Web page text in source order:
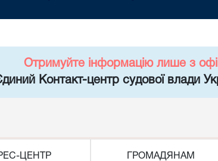
Отримуйте інформацію лише з
Контакт-центр судової влади
ЦЕНТР ГРОМАДЯНАМ